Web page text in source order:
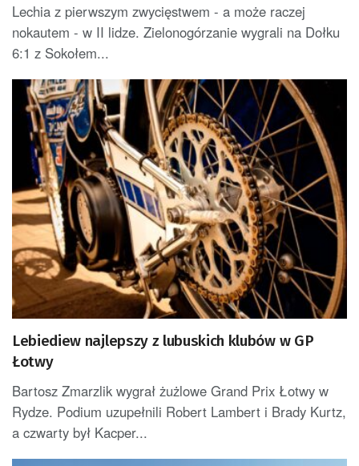
Lechia z pierwszym zwycięstwem - a może raczej
nokautem - w II lidze. Zielonogórzanie wygrali na Dołku
6:1 z Sokołem...
Lebiediew najlepszy z lubuskich klubów w GP
Łotwy
Bartosz Zmarzlik wygrał żużlowe Grand Prix Łotwy w
Rydze. Podium uzupełnili Robert Lambert i Brady Kurtz,
a czwarty był Kacper...